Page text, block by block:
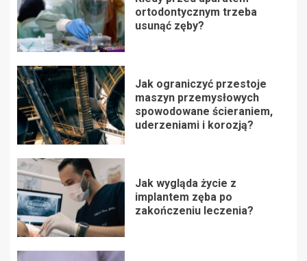
ortodontycznym trzeba
usunąć zęby?
Jak ograniczyć przestoje
maszyn przemysłowych
spowodowane ścieraniem,
uderzeniami i korozją?
Jak wygląda życie z
implantem zęba po
zakończeniu leczenia?